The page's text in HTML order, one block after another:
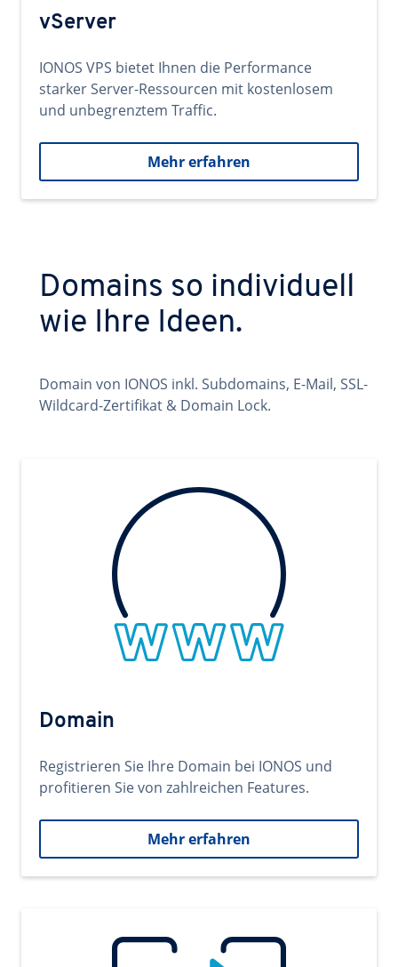
vServer
IONOS VPS bietet Ihnen die Performance
starker Server-Ressourcen mit kostenlosem
und unbegrenztem Traffic.
Mehr erfahren
Domains so individuell
wie Ihre Ideen.
Domain von IONOS inkl. Subdomains, E-Mail, SSL-
Wildcard-Zertifikat & Domain Lock.
Domain
Registrieren Sie Ihre Domain bei IONOS und
profitieren Sie von zahlreichen Features.
Mehr erfahren